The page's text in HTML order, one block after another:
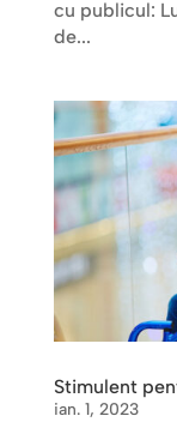
cu publicul:
de...
Stimulent
ian. 1, 2023